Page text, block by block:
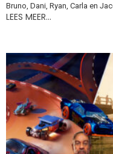
Bruno, Dani, Ryan, Carla en
LEES MEER…